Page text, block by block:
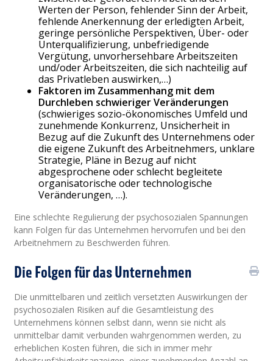
Werten der Person, fehlender Sinn der Arbeit,
fehlende Anerkennung der erledigten Arbeit,
geringe persönliche Perspektiven, Über- oder
Unterqualifizierung, unbefriedigende
Vergütung, unvorhersehbare Arbeitszeiten
und/oder Arbeitszeiten, die sich nachteilig auf
das Privatleben auswirken,…)
Faktoren im Zusammenhang mit dem
Durchleben schwieriger Veränderungen
(schwieriges sozio-ökonomisches Umfeld und
zunehmende Konkurrenz, Unsicherheit in
Bezug auf die Zukunft des Unternehmens oder
die eigene Zukunft des Arbeitnehmers, unklare
Strategie, Pläne in Bezug auf nicht
abgesprochene oder schlecht begleitete
organisatorische oder technologische
Veränderungen, …).
Eine schlechte Regulierung der psychosozialen Spannungen
kann Folgen für das Unternehmen hervorrufen und bei den
Arbeitnehmern zu Beschwerden führen.
Die Folgen für das Unternehmen
Die unmittelbaren und zeitlich versetzten Auswirkungen der
psychosozialen Risiken auf die Gesamtleistung des
Unternehmens können selbst dann, wenn sie nicht als
unmittelbar damit verbunden wahrgenommen werden, zu
erheblichen Kosten führen, die sich in immer mehr